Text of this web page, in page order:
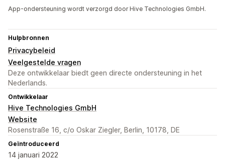
App-ondersteuning wordt verzorgd door Hive Technologies GmbH.
Hulpbronnen
Privacybeleid
Veelgestelde vragen
Deze ontwikkelaar biedt geen directe ondersteuning in het
Nederlands.
Ontwikkelaar
Hive Technologies GmbH
Website
Rosenstraße 16, c/o Oskar Ziegler, Berlin, 10178, DE
Geïntroduceerd
14 januari 2022